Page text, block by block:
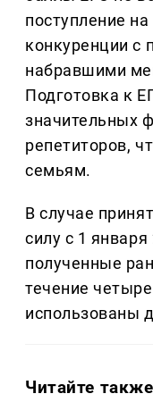
поступление
конкуренции с
набравшими
Подготовка к
значительных
репетиторов,
семьям.
В случае
силу с 1
полученные
течение
использованы
Читайте